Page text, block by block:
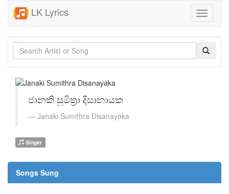
LK Lyrics
Toggle
ජානකි සුමිත්‍රා දිසානායක
Janaki Sumithra Disanayaka
Singer
Songs Sung